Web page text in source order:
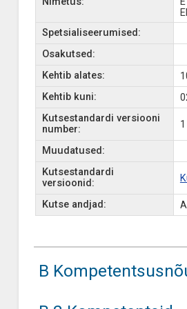
Spetsialiseerumised:
Osakutsed:
Kehtib alates:
Kehtib kuni:
Kutsestandardi versiooni
number:
1
Muudatused:
Kutsestandardi
versioonid:
Kutse andjad:
B